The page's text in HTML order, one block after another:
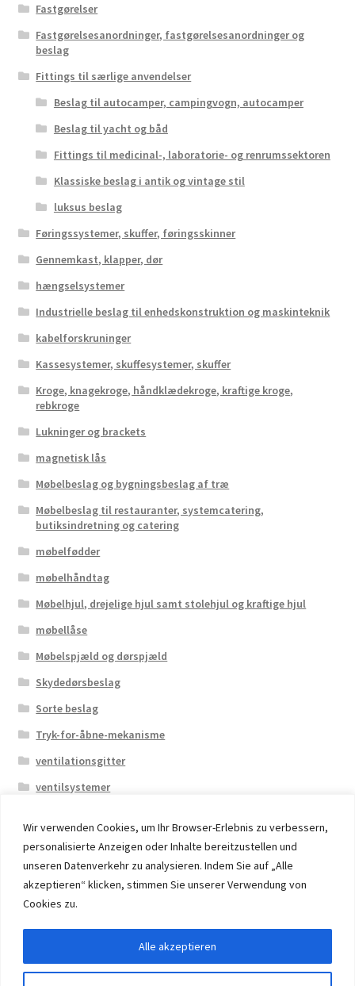
Wir verwenden Cookies, um Ihr Browser-Erlebnis zu verbessern,
personalisierte Anzeigen oder Inhalte bereitzustellen und
unseren Datenverkehr zu analysieren. Indem Sie auf „Alle
akzeptieren“ klicken, stimmen Sie unserer Verwendung von
Cookies zu.
Alle akzeptieren
Fastgørelser
Fastgørelsesanordninger, fastgørelsesanordninger og
beslag
Fittings til særlige anvendelser
Beslag til autocamper, campingvogn, autocamper
Beslag til yacht og båd
Fittings til medicinal-, laboratorie- og renrumssektoren
Klassiske beslag i antik og vintage stil
luksus beslag
Føringssystemer, skuffer, føringsskinner
Gennemkast, klapper, dør
hængselsystemer
Industrielle beslag til enhedskonstruktion og maskinteknik
kabelforskruninger
Kassesystemer, skuffesystemer, skuffer
Kroge, knagekroge, håndklædekroge, kraftige kroge,
rebkroge
Lukninger og brackets
magnetisk lås
Møbelbeslag og bygningsbeslag af træ
Møbelbeslag til restauranter, systemcatering,
butiksindretning og catering
møbelfødder
møbelhåndtag
Møbelhjul, drejelige hjul samt stolehjul og kraftige hjul
møbellåse
Møbelspjæld og dørspjæld
Skydedørsbeslag
Sorte beslag
Tryk-for-åbne-mekanisme
ventilationsgitter
ventilsystemer
© 2026 Eruon Trade UG, Germany, member of the ERUON